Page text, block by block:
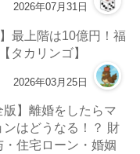
2026年07月31日
最上階は10億円！福
タカリンゴ】
2026年03月25日
版】離婚をしたらマ
ンはどうなる！？ 財
・住宅ローン・婚姻